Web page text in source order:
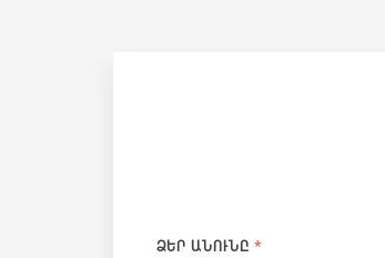
ՁԵՐ ԱՆՈՒՆԸ *